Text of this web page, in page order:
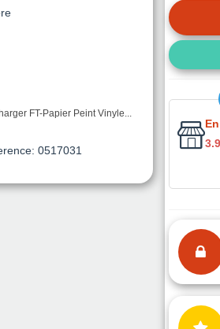
FT-Papier Peint Vinyle...
0517031